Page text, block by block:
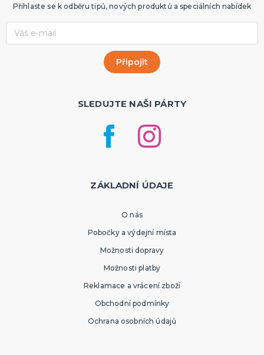
Přihlaste se k odběru tipů, nových produktů a speciálních nabídek
SLEDUJTE NAŠI PÁRTY
ZÁKLADNÍ ÚDAJE
O nás
Pobočky a výdejní místa
Možnosti dopravy
Možnosti platby
Reklamace a vrácení zboží
Obchodní podmínky
Ochrana osobních údajů